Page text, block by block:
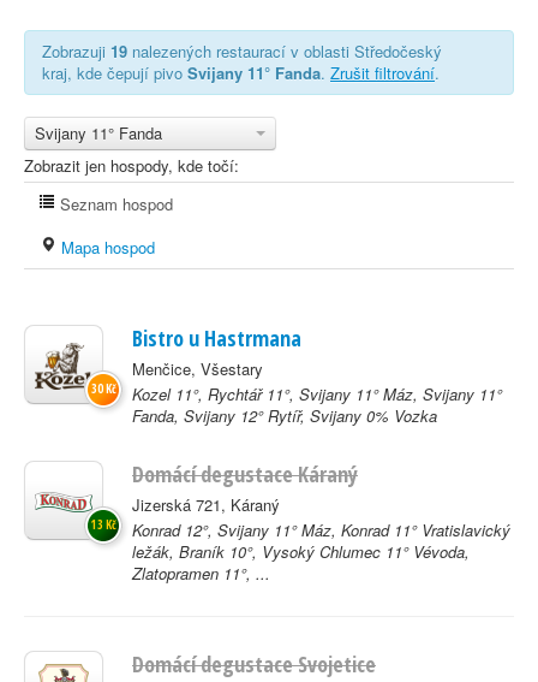
Zobrazuji 19 nalezených restaurací v oblasti Středočeský
kraj, kde čepují pivo Svijany 11° Fanda. Zrušit filtrování.
Svijany 11° Fanda
Zobrazit jen hospody, kde točí:
Seznam hospod
Mapa hospod
Bistro u Hastrmana
Menčice, Všestary
Kozel 11°, Rychtář 11°, Svijany 11° Máz, Svijany 11°
Fanda, Svijany 12° Rytíř, Svijany 0% Vozka
30 Kč
Domácí degustace Káraný
Jizerská 721, Káraný
Konrad 12°, Svijany 11° Máz, Konrad 11° Vratislavický
ležák, Braník 10°, Vysoký Chlumec 11° Vévoda,
Zlatopramen 11°, ...
13 Kč
Domácí degustace Svojetice